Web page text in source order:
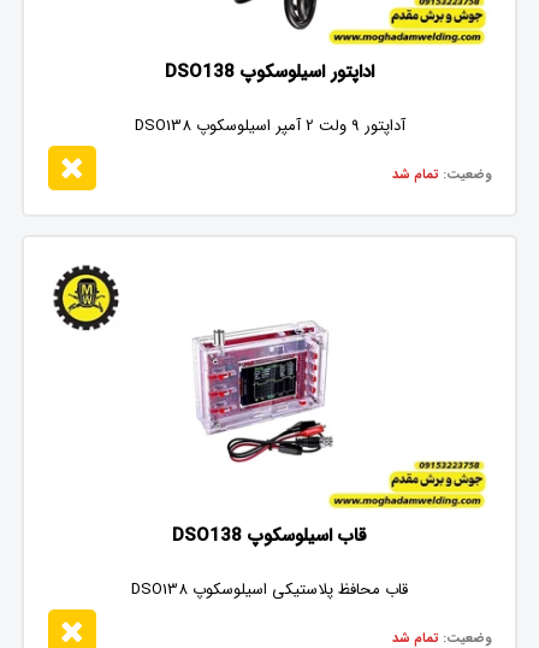
اداپتور اسیلوسکوپ DSO138
آداپتور 9 ولت 2 آمپر اسیلوسکوپ DSO138
وضعیت: تمام شد
قاب اسیلوسکوپ DSO138
قاب محافظ پلاستیکی اسیلوسکوپ DSO138
وضعیت: تمام شد